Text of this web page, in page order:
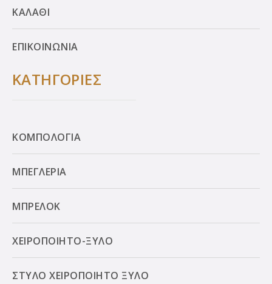
ΚΑΛΑΘΙ
ΕΠΙΚΟΙΝΩΝΙΑ
ΚΑΤΗΓΟΡΙΕΣ
ΚΟΜΠΟΛΟΓΙΑ
ΜΠΕΓΛΕΡΙΑ
ΜΠΡΕΛΟΚ
ΧΕΙΡΟΠΟΙΗΤΟ-ΞΥΛΟ
ΣΤΥΛΟ ΧΕΙΡΟΠΟΙΗΤΟ ΞΥΛΟ